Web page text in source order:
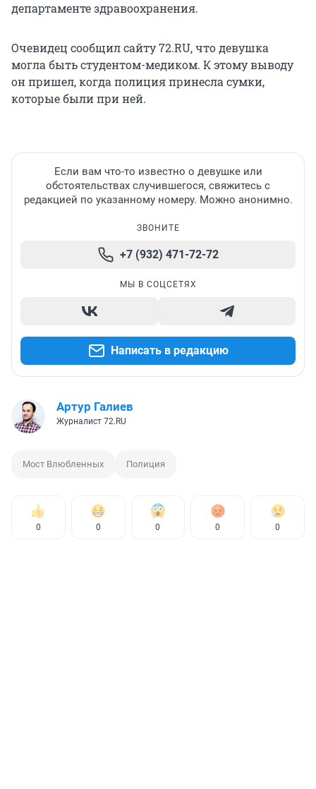
департаменте здравоохранения.
Очевидец сообщил сайту 72.RU, что девушка
могла быть студентом-медиком. К этому выводу
он пришел, когда полиция принесла сумки,
которые были при ней.
Если вам что-то известно о девушке или
обстоятельствах случившегося, свяжитесь с
редакцией по указанному номеру. Можно анонимно.
ЗВОНИТЕ
+7 (932) 471-72-72
МЫ В СОЦСЕТЯХ
Написать в редакцию
Артур Галиев
Журналист 72.RU
Мост Влюбленных Полиция
0 0 0 0 0